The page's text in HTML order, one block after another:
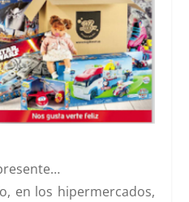
en los hipermercados,